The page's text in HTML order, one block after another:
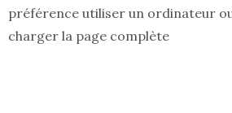
préférence utiliser un ordinateur
charger la page complète